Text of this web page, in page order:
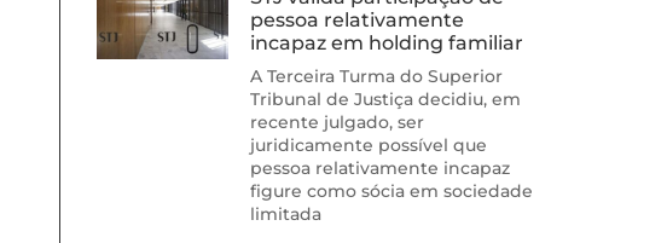
pessoa relativamente
incapaz em holding familiar
A Terceira Turma do Superior
Tribunal de Justiça decidiu, em
recente julgado, ser
juridicamente possível que
pessoa relativamente incapaz
figure como sócia em sociedade
limitada